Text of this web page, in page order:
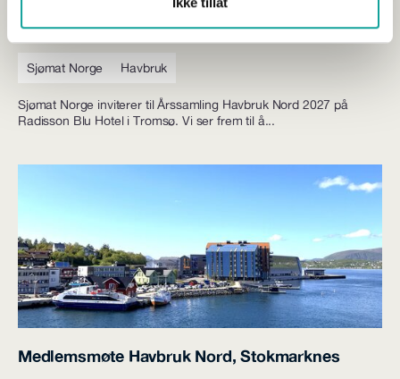
Publisert 11.05.2026
Sjømat Norge Havbruk
Sjømat Norge inviterer til Årssamling Havbruk Nord 2027 på
Radisson Blu Hotel i Tromsø. Vi ser frem til å...
Medlemsmøte Havbruk Nord, Stokmarknes